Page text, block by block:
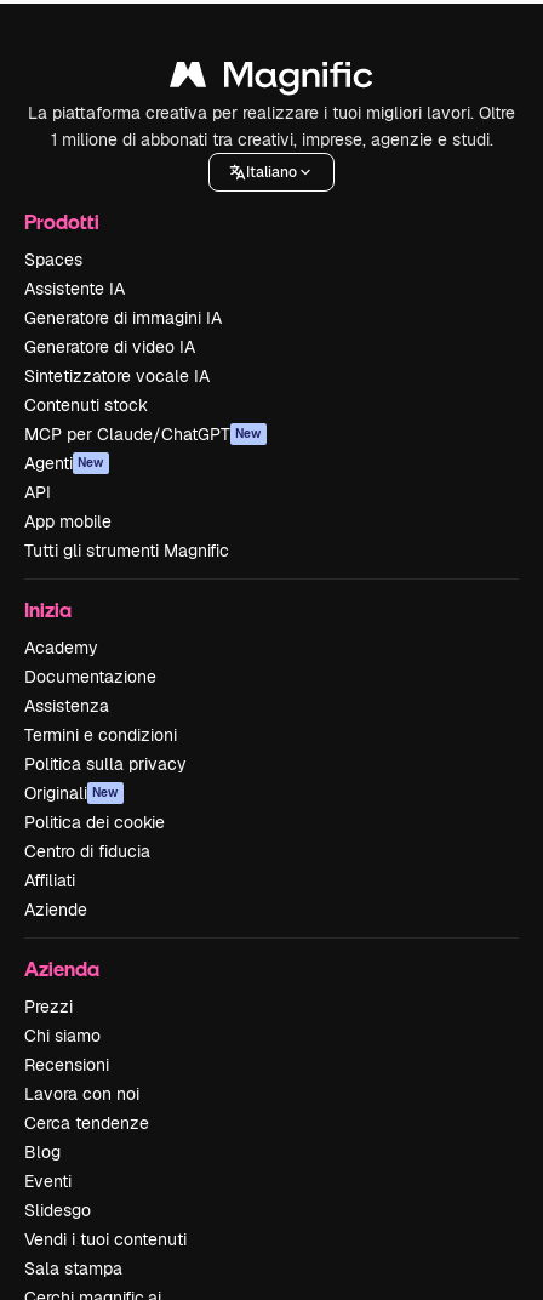
La piattaforma creativa per realizzare i tuoi migliori lavori. Oltre
1 milione di abbonati tra creativi, imprese, agenzie e studi.
Italiano
Prodotti
Spaces
Assistente IA
Generatore di immagini IA
Generatore di video IA
Sintetizzatore vocale IA
Contenuti stock
MCP per Claude/ChatGPT New
Agenti New
API
App mobile
Tutti gli strumenti Magnific
Inizia
Academy
Documentazione
Assistenza
Termini e condizioni
Politica sulla privacy
Originali New
Politica dei cookie
Centro di fiducia
Affiliati
Aziende
Azienda
Prezzi
Chi siamo
Recensioni
Lavora con noi
Cerca tendenze
Blog
Eventi
Slidesgo
Vendi i tuoi contenuti
Sala stampa